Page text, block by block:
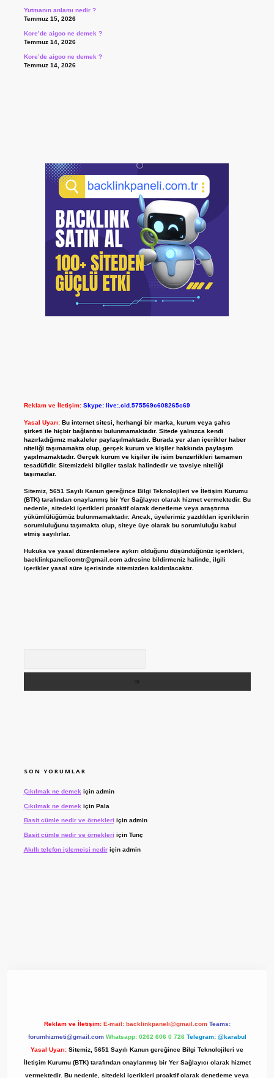
Yutmanın anlamı nedir ?
Temmuz 15, 2026
Kore’de aigoo ne demek ?
Temmuz 14, 2026
Kore’de aigoo ne demek ?
Temmuz 14, 2026
Reklam ve İletişim: Skype: live:.cid.575569c608265c69
Yasal Uyarı: Bu internet sitesi, herhangi bir marka, kurum veya şahıs
şirketi ile hiçbir bağlantısı bulunmamaktadır. Sitede yalnızca kendi
hazırladığımız makaleler paylaşılmaktadır. Burada yer alan içerikler haber
niteliği taşımamakta olup, gerçek kurum ve kişiler hakkında paylaşım
yapılmamaktadır. Gerçek kurum ve kişiler ile isim benzerlikleri tamamen
tesadüfidir. Sitemizdeki bilgiler taslak halindedir ve tavsiye niteliği
taşımazlar.
Sitemiz, 5651 Sayılı Kanun gereğince Bilgi Teknolojileri ve İletişim Kurumu
(BTK) tarafından onaylanmış bir Yer Sağlayıcı olarak hizmet vermektedir. Bu
nedenle, sitedeki içerikleri proaktif olarak denetleme veya araştırma
yükümlülüğümüz bulunmamaktadır. Ancak, üyelerimiz yazdıkları içeriklerin
sorumluluğunu taşımakta olup, siteye üye olarak bu sorumluluğu kabul
etmiş sayılırlar.
Hukuka ve yasal düzenlemelere aykırı olduğunu düşündüğünüz içerikleri,
backlinkpanelicomtr@gmail.comadresine bildirmeniz halinde, ilgili
içerikler yasal süre içerisinde sitemizden kaldırılacaktır.
SON YORUMLAR
Çıkılmak ne demek için admin
Çıkılmak ne demek için Pala
Basit cümle nedir ve örnekleri için admin
Basit cümle nedir ve örnekleri için Tunç
Akıllı telefon işlemcisi nediriçin admin
Reklam ve İletişim: E-mail: backlinkpaneli@gmail.com Teams:
forumhizmeti@gmail.com Whatsapp: 0262 606 0 726 Telegram: @karabul
Yasal Uyarı: Sitemiz, 5651 Sayılı Kanun gereğince Bilgi Teknolojileri ve
İletişim Kurumu (BTK) tarafından onaylanmış bir Yer Sağlayıcı olarak hizmet
vermektedir. Bu nedenle, sitedeki içerikleri proaktif olarak denetleme veya